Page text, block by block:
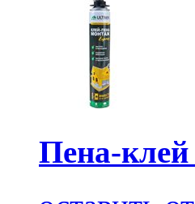
Пена-